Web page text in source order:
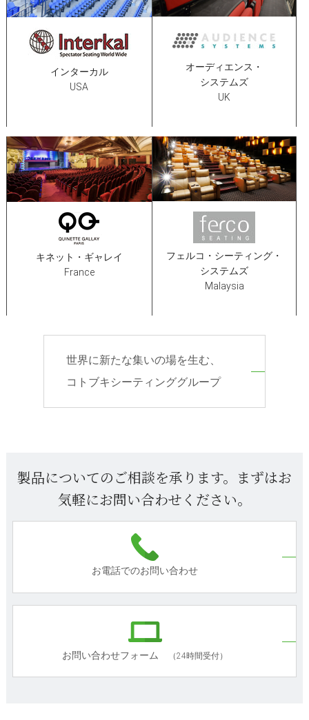
インターカル
USA
オーディエンス・
システムズ
UK
キネット・ギャレイ
France
フェルコ・シーティング・
システムズ
Malaysia
世界に新たな集いの場を生む、
コトブキシーティンググループ
製品についてのご相談を承ります。まずはお
気軽にお問い合わせください。
お電話でのお問い合わせ
お問い合わせフォーム （24時間受付）